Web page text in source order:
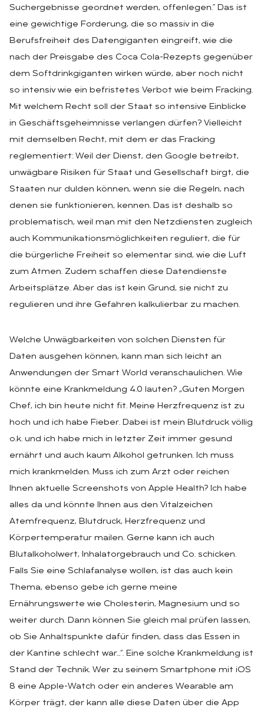
Suchergebnisse geordnet werden, offenlegen.” Das ist
eine gewichtige Forderung, die so massiv in die
Berufsfreiheit des Datengiganten eingreift, wie die
nach der Preisgabe des Coca Cola-Rezepts gegenüber
dem Softdrinkgiganten wirken würde, aber noch nicht
so intensiv wie ein befristetes Verbot wie beim Fracking.
Mit welchem Recht soll der Staat so intensive Einblicke
in Geschäftsgeheimnisse verlangen dürfen? Vielleicht
mit demselben Recht, mit dem er das Fracking
reglementiert: Weil der Dienst, den Google betreibt,
unwägbare Risiken für Staat und Gesellschaft birgt, die
Staaten nur dulden können, wenn sie die Regeln, nach
denen sie funktionieren, kennen. Das ist deshalb so
problematisch, weil man mit den Netzdiensten zugleich
auch Kommunikationsmöglichkeiten reguliert, die für
die bürgerliche Freiheit so elementar sind, wie die Luft
zum Atmen. Zudem schaffen diese Datendienste
Arbeitsplätze. Aber das ist kein Grund, sie nicht zu
regulieren und ihre Gefahren kalkulierbar zu machen.
Welche Unwägbarkeiten von solchen Diensten für
Daten ausgehen können, kann man sich leicht an
Anwendungen der Smart World veranschaulichen. Wie
könnte eine Krankmeldung 4.0 lauten? „Guten Morgen
Chef, ich bin heute nicht fit. Meine Herzfrequenz ist zu
hoch und ich habe Fieber. Dabei ist mein Blutdruck völlig
o.k. und ich habe mich in letzter Zeit immer gesund
ernährt und auch kaum Alkohol getrunken. Ich muss
mich krankmelden. Muss ich zum Arzt oder reichen
Ihnen aktuelle Screenshots von Apple Health? Ich habe
alles da und könnte Ihnen aus den Vitalzeichen
Atemfrequenz, Blutdruck, Herzfrequenz und
Körpertemperatur mailen. Gerne kann ich auch
Blutalkoholwert, Inhalatorgebrauch und Co. schicken.
Falls Sie eine Schlafanalyse wollen, ist das auch kein
Thema, ebenso gebe ich gerne meine
Ernährungswerte wie Cholesterin, Magnesium und so
weiter durch. Dann können Sie gleich mal prüfen lassen,
ob Sie Anhaltspunkte dafür finden, dass das Essen in
der Kantine schlecht war…“. Eine solche Krankmeldung ist
Stand der Technik. Wer zu seinem Smartphone mit iOS
8 eine Apple-Watch oder ein anderes Wearable am
Körper trägt, der kann alle diese Daten über die App